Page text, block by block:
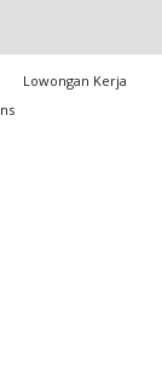
Lowongan Kerja